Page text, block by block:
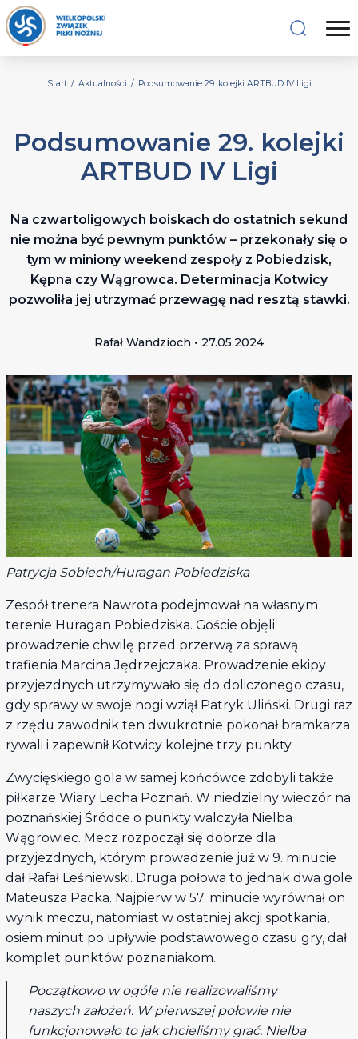
Start / Aktualności / Podsumowanie 29. kolejki ARTBUD IV Ligi
Podsumowanie 29. kolejki
ARTBUD IV Ligi
Na czwartoligowych boiskach do ostatnich sekund
nie można być pewnym punktów – przekonały się o
tym w miniony weekend zespoły z Pobiedzisk,
Kępna czy Wągrowca. Determinacja Kotwicy
pozwoliła jej utrzymać przewagę nad resztą stawki.
Rafał Wandzioch • 27.05.2024
Patrycja Sobiech/Huragan Pobiedziska
Zespół trenera Nawrota podejmował na własnym
terenie Huragan Pobiedziska. Goście objęli
prowadzenie chwilę przed przerwą za sprawą
trafienia Marcina Jędrzejczaka. Prowadzenie ekipy
przyjezdnych utrzymywało się do doliczonego czasu,
gdy sprawy w swoje nogi wziął Patryk Uliński. Drugi raz
z rzędu zawodnik ten dwukrotnie pokonał bramkarza
rywali i zapewnił Kotwicy kolejne trzy punkty.
Zwycięskiego gola w samej końcówce zdobyli także
piłkarze Wiary Lecha Poznań. W niedzielny wieczór na
poznańskiej Śródce o punkty walczyła Nielba
Wągrowiec. Mecz rozpoczął się dobrze dla
przyjezdnych, którym prowadzenie już w 9. minucie
dał Rafał Leśniewski. Druga połowa to jednak dwa gole
Mateusza Packa. Najpierw w 57. minucie wyrównał on
wynik meczu, natomiast w ostatniej akcji spotkania,
osiem minut po upływie podstawowego czasu gry, dał
komplet punktów poznaniakom.
Początkowo w ogóle nie realizowaliśmy
naszych założeń. W pierwszej połowie nie
funkcjonowało to jak chcieliśmy grać. Nielba